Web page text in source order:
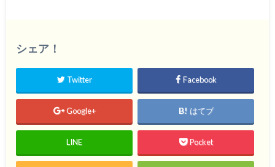
シェア！
Twitter Facebook
Google+ はてブ
LINE Pocket